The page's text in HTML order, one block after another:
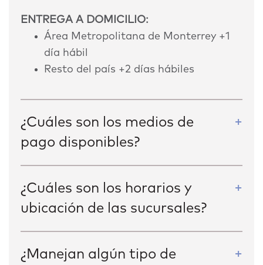
ENTREGA A DOMICILIO:
Área Metropolitana de Monterrey +1
día hábil
Resto del país +2 días hábiles
¿Cuáles son los medios de
pago disponibles?
¿Cuáles son los horarios y
ubicación de las sucursales?
¿Manejan algún tipo de